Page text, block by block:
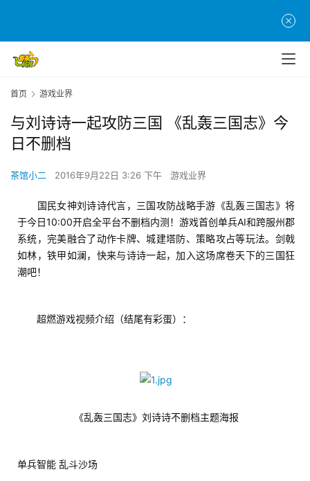
首页 游戏业界
与刘诗诗一起攻防三国 《乱轰三国志》今
日不删档
茶馆小二 2016年9月22日 3:26 下午 游戏业界
国民女神刘诗诗代言，三国攻防战略手游《乱轰三国志》将
于今日10:00开启全平台不删档内测！游戏首创单兵AI和跨服州郡
系统，完美融合了动作卡牌、城建塔防、策略攻占等玩法。剑戟
如林，铁甲如澜，快来与诗诗一起，加入这场席卷天下的三国狂
潮吧！
超燃游戏视频介绍（结尾有彩蛋）：
《乱轰三国志》刘诗诗不删档主题海报
单兵智能 乱斗沙场